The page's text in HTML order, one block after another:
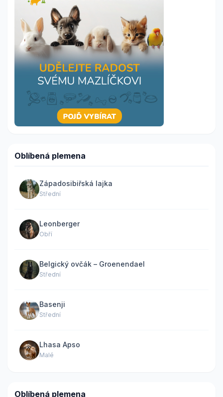
Oblíbená plemena
Západosibiřská lajka
Střední
Leonberger
Obří
Belgický ovčák – Groenendael
Střední
Basenji
Střední
Lhasa Apso
Malé
Oblíbená plemena